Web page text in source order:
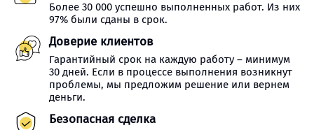
Более 30 000 успешно выполненных работ. Из них
97% были сданы в срок.
Доверие клиентов
Гарантийный срок на каждую работу – минимум
30 дней. Если в процессе выполнения возникнут
проблемы, мы предложим решение или вернем
деньги.
Безопасная сделка